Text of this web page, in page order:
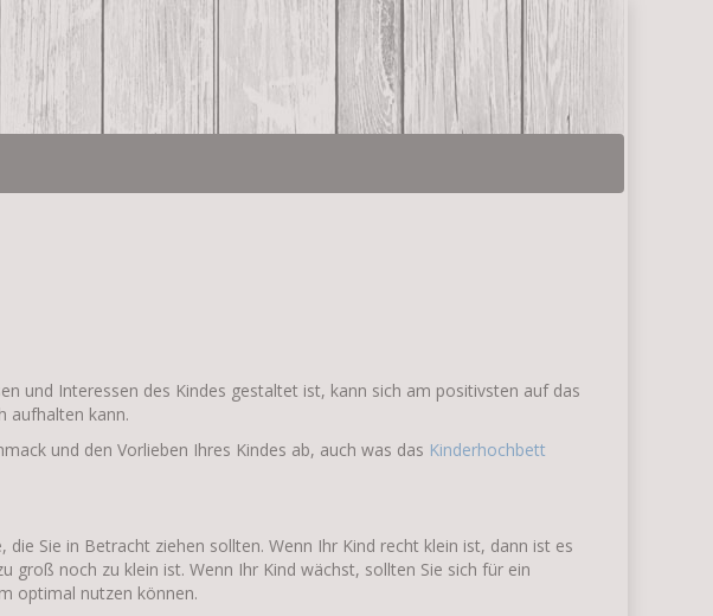
und Interessen des Kindes gestaltet ist, kann sich am positivsten auf das
aufhalten kann.
und den Vorlieben Ihres Kindes ab, auch was das Kinderhochbett
Sie in Betracht ziehen sollten. Wenn Ihr Kind recht klein ist, dann ist es
groß noch zu klein ist. Wenn Ihr Kind wächst, sollten Sie sich für ein
optimal nutzen können.